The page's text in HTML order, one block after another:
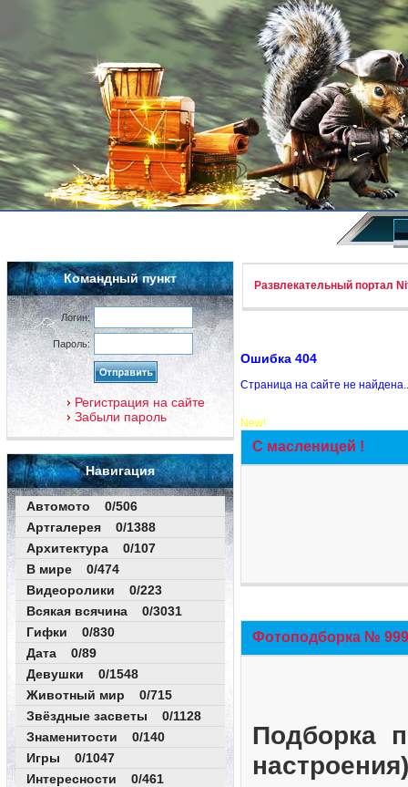
Командный пункт
Логин:
Пароль:
Регистрация на сайте
Забыли пароль
Навигация
Автомото 0/506
Артгалерея 0/1388
Архитектура 0/107
В мире 0/474
Видеоролики 0/223
Всякая всячина 0/3031
Гифки 0/830
Дата 0/89
Девушки 0/1548
Животный мир 0/715
Звёздные засветы 0/1128
Знаменитости 0/140
Игры 0/1047
Интересности 0/461
Развлекательный портал
Ошибка 404
Страница на сайте не
New!
С масленицей !
Фотоподборка №
Подборка